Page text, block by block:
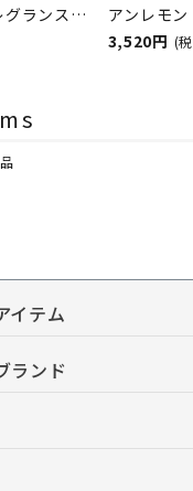
ランスラ
アンレモ
ランスラ
3,520円 (
イテム
ランド